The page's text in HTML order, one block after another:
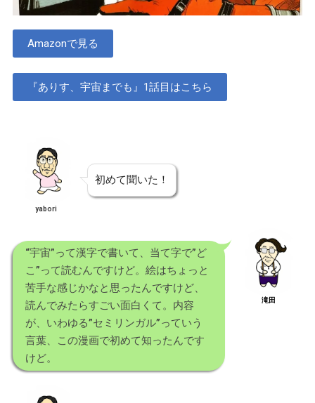
Amazonで見る
『ありす、宇宙までも』1話目はこちら
yabori
初めて聞いた！
“宇宙”って漢字で書いて、当て字で”ど
こ”って読むんですけど。絵はちょっと
苦手な感じかなと思ったんですけど、
読んでみたらすごい面白くて。内容
が、いわゆる”セミリンガル”っていう
言葉、この漫画で初めて知ったんです
けど。
滝田